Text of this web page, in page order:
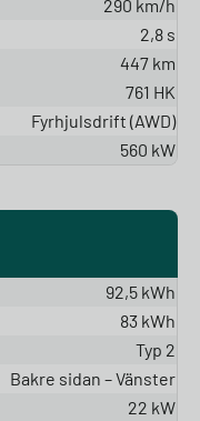
290 km/h
2,8 s
447 km
761 HK
Fyrhjulsdrift (AWD)
560 kW
92,5 kWh
83 kWh
Typ 2
Bakre sidan – Vänster
22 kW